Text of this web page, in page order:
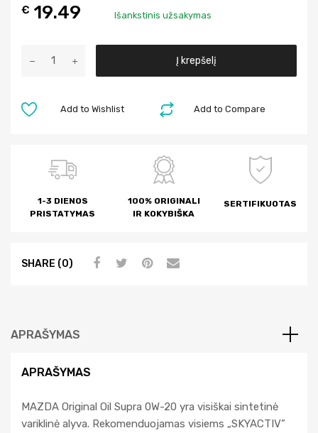
€ 19.49 Išankstinis užsakymas
Į krepšelį
Add to Compare
Add to Wishlist
1-3 DIENOS
PRISTATYMAS
100% ORIGINALI
IR KOKYBIŠKA
SERTIFIKUOTAS
SHARE (0)
APRAŠYMAS
APRAŠYMAS
MAZDA Original Oil Supra 0W-20 yra visiškai sintetinė
variklinė alyva. Rekomenduojamas visiems „SKYACTIV”